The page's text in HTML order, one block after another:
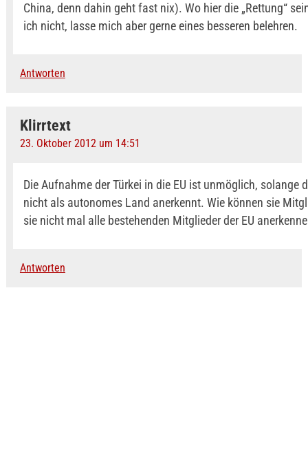
China, denn dahin geht fast nix). Wo hier die „Rettung“
ich nicht, lasse mich aber gerne eines besseren belehren.
Antworten
Klirrtext
23. Oktober 2012 um 14:51
Die Aufnahme der Türkei in die EU ist unmöglich, solange
nicht als autonomes Land anerkennt. Wie können sie
sie nicht mal alle bestehenden Mitglieder der EU
Antworten